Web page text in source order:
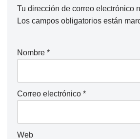
Tu dirección de correo electrónico
Los campos obligatorios están
Nombre *
Correo electrónico *
Web